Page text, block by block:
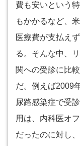
費も安いという
もかかるなど、
医療費が支払え
る。そんな中、
関への受診に比
だ。例えば2009
尿路感染症で受
用は、内科医オ
だったのに対し